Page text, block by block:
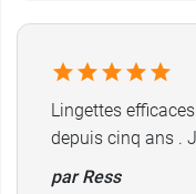
douceur.
Contenance: 25
Lingettes
depuis cinq ans .
par Ress